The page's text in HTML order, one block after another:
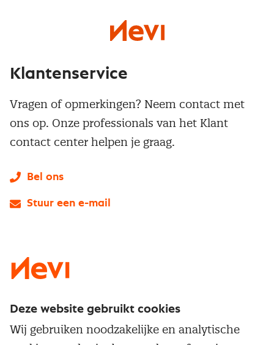
Service & contact
Klantenservice
Vragen of opmerkingen? Neem contact met
ons op. Onze professionals van het Klant
contact center helpen je graag.
Bel ons
Stuur een e-mail
Deze website gebruikt cookies
Wij gebruiken noodzakelijke en analytische